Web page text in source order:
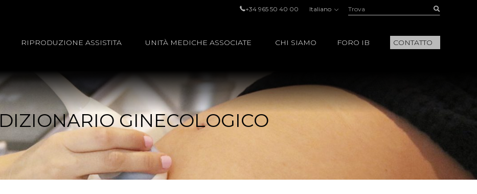
+34 965 50 40 00 Italiano Trova:
RIPRODUZIONE ASSISTITA UNITÀ MEDICHE ASSOCIATE CHI SIAMO FORO IB CONTATTO
DIZIONARIO GINECOLOGICO